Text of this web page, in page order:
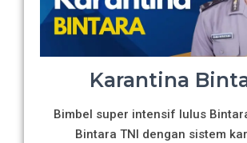
Karantina
Bimbel super intensif lulus
Bintara TNI dengan sistem